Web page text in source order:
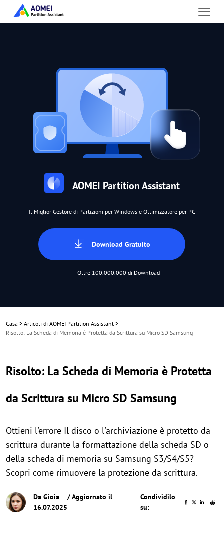
AOMEI Partition Assistant
Il Miglior Gestore di Partizioni per Windows e Ottimizzatore per PC
Download Gratuito
Oltre 100.000.000 di Download
Casa > Articoli di AOMEI Partition Assistant >
Risolto: La Scheda di Memoria è Protetta da Scrittura su Micro SD Samsung
Risolto: La Scheda di Memoria è Protetta
da Scrittura su Micro SD Samsung
Ottieni l'errore Il disco o l'archiviazione è protetto da
scrittura durante la formattazione della scheda SD o
della scheda di memoria su Samsung S3/S4/S5?
Scopri come rimuovere la protezione da scrittura.
Da Gioia
/ Aggiornato il
16.07.2025
Condividilo
su: